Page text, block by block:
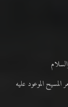
..«3» نظرة في شعر المسيح الموعود عليه